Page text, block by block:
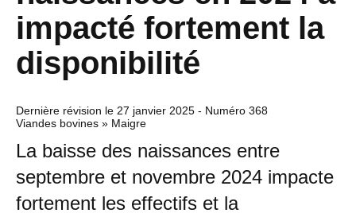
impacté fortement la
disponibilité
Dernière révision le 27 janvier 2025 - Numéro 368
Viandes bovines » Maigre
La baisse des naissances entre
septembre et novembre 2024 impacte
fortement les effectifs et la